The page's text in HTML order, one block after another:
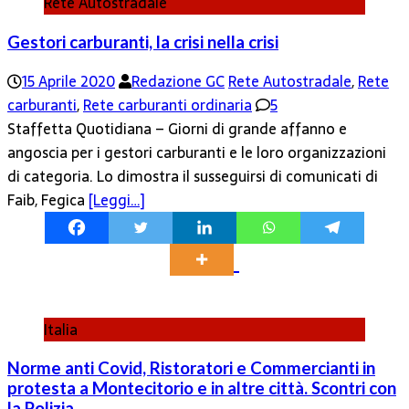
Gestori carburanti, la crisi nella crisi
15 Aprile 2020 Redazione GCRete Autostradale,Rete
carburanti,Rete carburanti ordinaria
5
Staffetta Quotidiana – Giorni di grande affanno e
angoscia per i gestori carburanti e le loro organizzazioni
di categoria. Lo dimostra il susseguirsi di comunicati di
Faib, Fegica [Leggi…]
Italia
Norme anti Covid, Ristoratori e Commercianti in
protesta a Montecitorio e in altre città. Scontri con